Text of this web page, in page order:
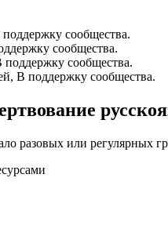
сообщества.
сообщества.
сообщества.
В поддержку сообщества.
разовых или регулярных